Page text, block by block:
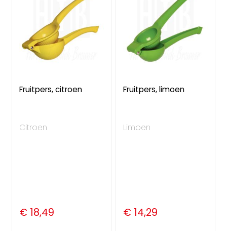
Fruitpers, citroen
Citroen
€ 18,49
Fruitpers, limoen
Limoen
€ 14,29